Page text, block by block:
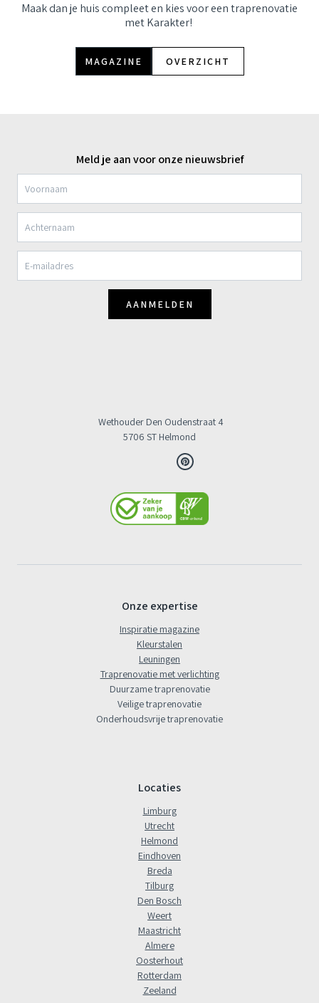
Maak dan je huis compleet en kies voor een traprenovatie
met Karakter!
MAGAZINE OVERZICHT
Meld je aan voor onze nieuwsbrief
AANMELDEN
Wethouder Den Oudenstraat 4
5706 ST Helmond
Onze expertise
Inspiratie magazine
Kleurstalen
Leuningen
Traprenovatie met verlichting
Duurzame traprenovatie
Veilige traprenovatie
Onderhoudsvrije traprenovatie
Locaties
Limburg
Utrecht
Helmond
Eindhoven
Breda
Tilburg
Den Bosch
Weert
Maastricht
Almere
Oosterhout
Rotterdam
Zeeland